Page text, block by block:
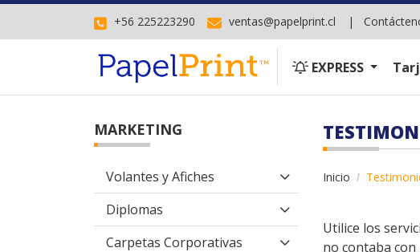
+56 225223290 ventas@papelprint.cl |
EXPRESS
EXPRESS
MARKETING
Volantes y Afiches
Diplomas
Carpetas Corporativas
Inicio
Utilice los
no contaba